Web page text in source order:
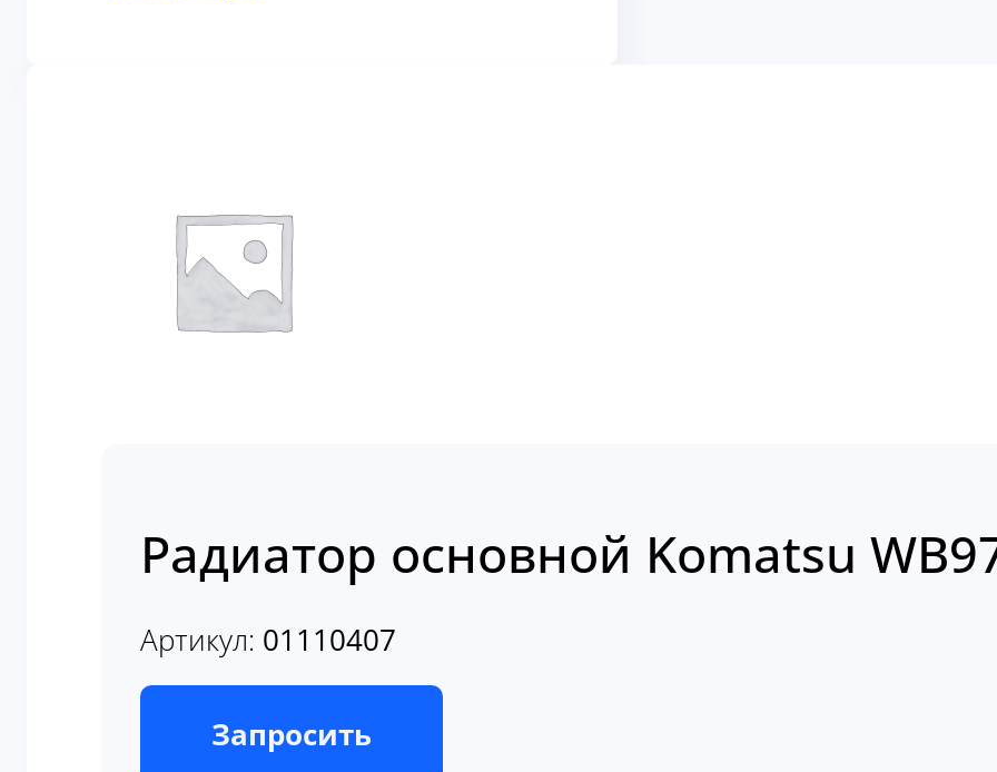
Радиатор основной Komatsu
Артикул: 01110407
В наличии
Запросить